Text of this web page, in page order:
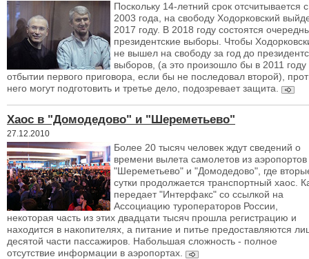
Поскольку 14-летний срок отсчитывается с
2003 года, на свободу Ходорковский
2017 году. В 2018 году состоятся
президентские выборы. Чтобы
не вышел на свободу за год до
выборов, (а это произошло бы в 2011 году
отбытии первого приговора, если бы не последовал второй),
него могут подготовить и третье дело, подозревает защита.
Хаос в "Домодедово" и "Шереметьево"
27.12.2010
Более 20 тысяч человек ждут сведений о
времени вылета самолетов из аэропортов
"Шереметьево" и "Домодедово", где
сутки продолжается транспортный хаос.
передает "Интерфакс" со ссылкой на
Ассоциацию туроператоров России,
некоторая часть из этих двадцати тысяч прошла регистрацию и
находится в накопителях, а питание и питье предоставляются
десятой части пассажиров. Набольшая сложность - полное
отсутствие информации в аэропортах.